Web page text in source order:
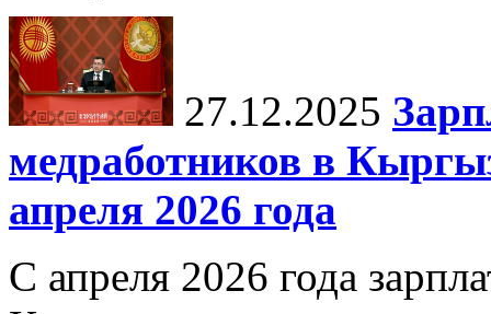
27.12.2025
медработников в
апреля 2026 года
С апреля 2026 года